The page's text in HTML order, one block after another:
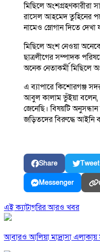
মিছিলে অংশগ্রহণকারীরা
রাসেল আহমেদ তুহিনের
নামেও স্লোগান দিতে দেখা
মিছিলে অংশ নেওয়া
ছাত্রলীগের সম্পাদক
অনেক নেতাকর্মী মিছিলে
এ ব্যাপারে কিশোরগঞ্জ
আবুল কালাম ভুঁইয়া বলেন,
জেনেছি। বিষয়টি
জড়িতদের বিরুদ্ধে আইনি
Share Tweet
Messenger
এই ক্যাটাগরির আরও খবর
আবারও আলিয়া মাদ্রাসা